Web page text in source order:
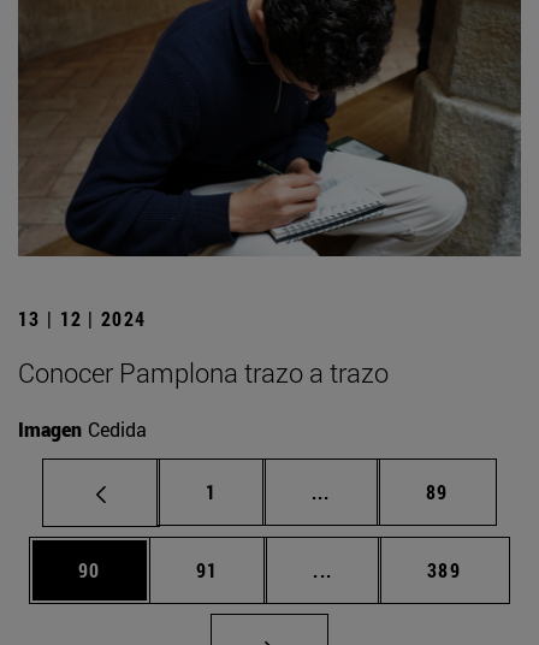
13 | 12 | 2024
Conocer Pamplona trazo a trazo
Imagen Cedida
Página
1 ... Páginas intermedias
Página
89
Página
90 Página
91 ... Páginas intermedias
Página
389